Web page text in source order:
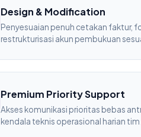
Design & Modification
Penyesuaian penuh cetakan faktur,
restrukturisasi akun pembukuan
Premium Priority Support
Akses komunikasi prioritas bebas
kendala teknis operasional harian tim